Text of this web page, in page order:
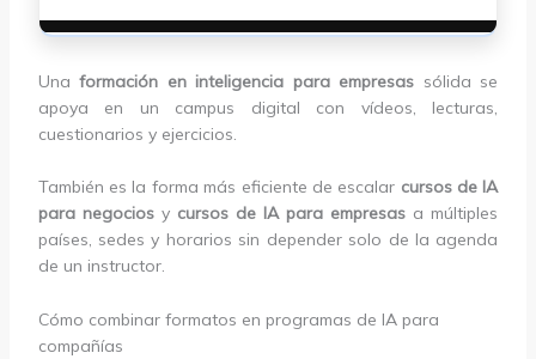
Unaformación en inteligencia para empresas sólida se
apoya en un campus digital con vídeos, lecturas,
cuestionarios y ejercicios.
También es la forma más eficiente de escalar cursos de IA
para negociosy cursos de IA para empresas a múltiples
países, sedes y horarios sin depender solo de la agenda
de un instructor.
Cómo combinar formatos en programas de IA para
compañías